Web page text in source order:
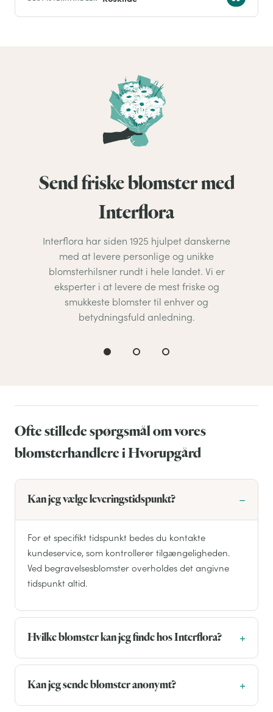
Send friske blomster med
Interflora
Interflora har siden 1925 hjulpet danskerne
med at levere personlige og unikke
blomsterhilsner rundt i hele landet. Vi er
eksperter i at levere de mest friske og
smukkeste blomster til enhver og
betydningsfuld anledning.
Ofte stillede spørgsmål om vores
blomsterhandlere i Hvorupgård
Kan jeg vælge leveringstidspunkt?
For et specifikt tidspunkt bedes du kontakte
kundeservice, som kontrollerer tilgængeligheden.
Ved begravelsesblomster overholdes det angivne
tidspunkt altid.
Hvilke blomster kan jeg finde hos Interflora?
Kan jeg sende blomster anonymt?